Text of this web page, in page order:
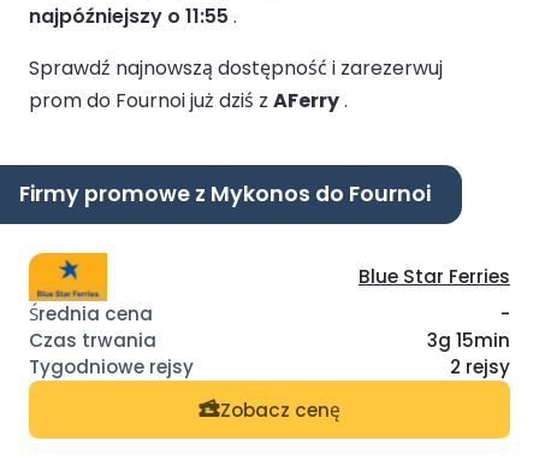
najpóźniejszy o 11:55 .
Sprawdź najnowszą dostępność i zarezerwuj
prom do Fournoi już dziś z AFerry.
Firmy promowe z Mykonos do Fournoi
Blue Star Ferries
-
3g 15min
2 rejsy
Zobacz cenę